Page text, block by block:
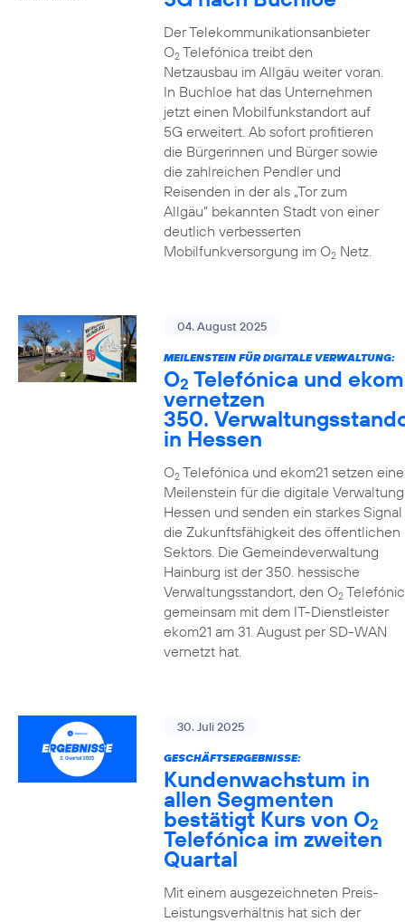
Der Telekommunikationsanbieter
O2Telefónica treibt den
Netzausbau im Allgäu weiter voran.
In Buchloe hat das Unternehmen
jetzt einen Mobilfunkstandort auf
5G erweitert. Ab sofort profitieren
die Bürgerinnen und Bürger sowie
die zahlreichen Pendler und
Reisenden in der als „Tor zum
Allgäu“ bekannten Stadt von einer
deutlich verbesserten
Mobilfunkversorgung im O2Netz.
04. August 2025
MEILENSTEIN FÜR DIGITALE VERWALTUNG:
O2 Telefónica und
vernetzen
350.
in Hessen
O2Telefónica und ekom21 setzen
Meilenstein für die digitale
Hessen und senden ein starkes
die Zukunftsfähigkeit des öffentlichen
Sektors. Die Gemeindeverwaltung
Hainburg ist der 350. hessische
Verwaltungsstandort, den O2
gemeinsam mit dem IT-Dienstleister
ekom21 am 31. August per SD-WAN
vernetzt hat.
30. Juli 2025
GESCHÄFTSERGEBNISSE:
Kundenwachstum in
allen Segmenten
bestätigt Kurs von O2
Telefónica im zweiten
Quartal
Mit einem ausgezeichneten Preis-
Leistungsverhältnis hat sich der